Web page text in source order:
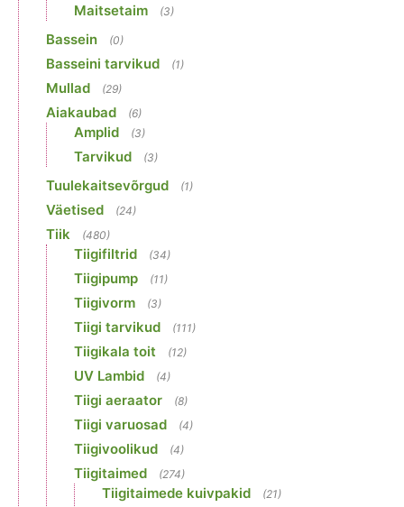
Maitsetaim (3)
Bassein (0)
Basseini tarvikud (1)
Mullad (29)
Aiakaubad (6)
Amplid (3)
Tarvikud (3)
Tuulekaitsevõrgud (1)
Väetised (24)
Tiik (480)
Tiigifiltrid (34)
Tiigipump (11)
Tiigivorm (3)
Tiigi tarvikud (111)
Tiigikala toit (12)
UV Lambid (4)
Tiigi aeraator (8)
Tiigi varuosad (4)
Tiigivoolikud (4)
Tiigitaimed (274)
Tiigitaimede kuivpakid (21)